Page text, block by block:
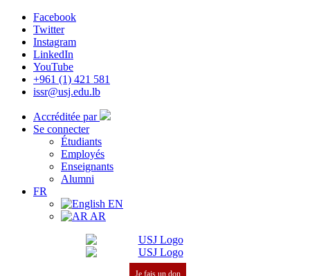
Facebook
Twitter
Instagram
LinkedIn
YouTube
+961 (1) 421 581
issr@usj.edu.lb
Accréditée par
Se connecter
Étudiants
Employés
Enseignants
Alumni
FR
EN
AR
Je fais un don